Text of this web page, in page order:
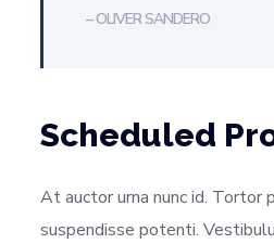
– OLIVER SANDERO
Scheduled
At auctor urna nunc id. Tortor
suspendisse potenti.